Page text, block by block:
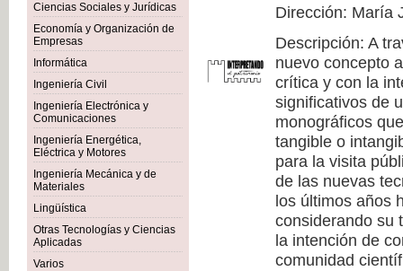
Ciencias Sociales y Jurídicas
Economía y Organización de
Empresas
Informática
Ingeniería Civil
Ingeniería Electrónica y
Comunicaciones
Ingeniería Energética,
Eléctrica y Motores
Ingeniería Mecánica y de
Materiales
Lingüística
Otras Tecnologías y Ciencias
Aplicadas
Varios
Dirección: María
Descripción: A
nuevo concepto
crítica y con la
significativos de
monográficos
tangible o
para la visita
de las nuevas
los últimos años
considerando su
la intención de
comunidad